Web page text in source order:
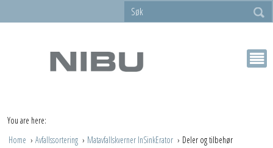
You are here:
Home
Avfallssortering Matavfallskverner InSinkErator Deler og tilbehør